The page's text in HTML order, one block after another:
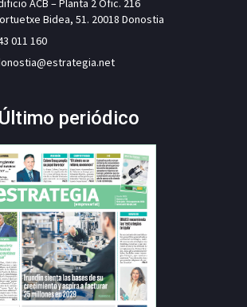
ACB – Planta 2 Ofic. 216
Bidea, 51. 20018 Donostia
011 160
Último periódico